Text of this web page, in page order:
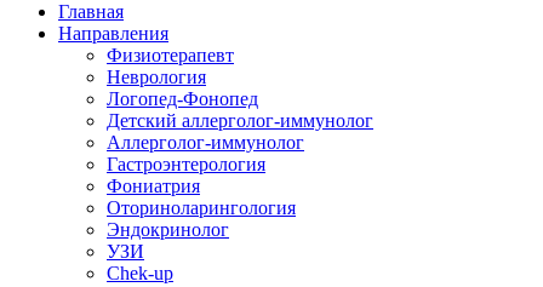
Главная
Направления
Физиотерапевт
Неврология
Логопед-Фонопед
Детский аллерголог-иммунолог
Аллерголог-иммунолог
Гастроэнтерология
Фониатрия
Оториноларингология
Эндокринолог
УЗИ
Chek-up